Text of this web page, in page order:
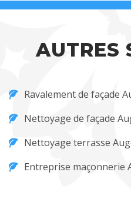
AUTRES
Ravalement de façade
Nettoyage de façade
Nettoyage terrasse
Entreprise maçonnerie